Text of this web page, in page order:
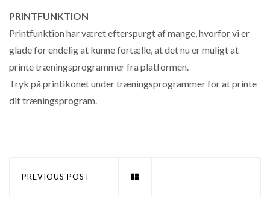
PRINTFUNKTION
Printfunktion har været efterspurgt af mange, hvorfor vi er
glade for endelig at kunne fortælle, at det nu er muligt at
printe træningsprogrammer fra platformen.
Tryk på printikonet under træningsprogrammer for at printe
dit træningsprogram.
PREVIOUS POST